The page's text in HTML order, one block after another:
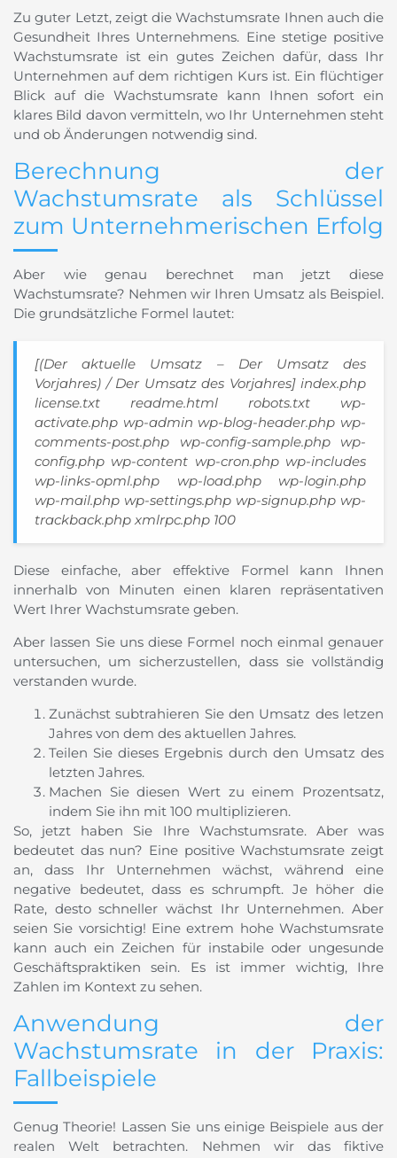
Zu guter Letzt, zeigt die Wachstumsrate Ihnen auch die
Gesundheit Ihres Unternehmens. Eine stetige positive
Wachstumsrate ist ein gutes Zeichen dafür, dass Ihr
Unternehmen auf dem richtigen Kurs ist. Ein flüchtiger
Blick auf die Wachstumsrate kann Ihnen sofort ein
klares Bild davon vermitteln, wo Ihr Unternehmen steht
und ob Änderungen notwendig sind.
Berechnung der
Wachstumsrate als Schlüssel
zum Unternehmerischen Erfolg
Aber wie genau berechnet man jetzt diese
Wachstumsrate? Nehmen wir Ihren Umsatz als Beispiel.
Die grundsätzliche Formel lautet:
[(Der aktuelle Umsatz – Der Umsatz des
Vorjahres) / Der Umsatz des Vorjahres] index.php
license.txt readme.html robots.txt wp-
activate.php wp-admin wp-blog-header.php wp-
comments-post.php wp-config-sample.php wp-
config.php wp-content wp-cron.php wp-includes
wp-links-opml.php wp-load.php wp-login.php
wp-mail.php wp-settings.php wp-signup.php wp-
trackback.php xmlrpc.php 100
Diese einfache, aber effektive Formel kann Ihnen
innerhalb von Minuten einen klaren repräsentativen
Wert Ihrer Wachstumsrate geben.
Aber lassen Sie uns diese Formel noch einmal genauer
untersuchen, um sicherzustellen, dass sie vollständig
verstanden wurde.
Zunächst subtrahieren Sie den Umsatz des letzen
Jahres von dem des aktuellen Jahres.
Teilen Sie dieses Ergebnis durch den Umsatz des
letzten Jahres.
Machen Sie diesen Wert zu einem Prozentsatz,
indem Sie ihn mit 100 multiplizieren.
So, jetzt haben Sie Ihre Wachstumsrate. Aber was
bedeutet das nun? Eine positive Wachstumsrate zeigt
an, dass Ihr Unternehmen wächst, während eine
negative bedeutet, dass es schrumpft. Je höher die
Rate, desto schneller wächst Ihr Unternehmen. Aber
seien Sie vorsichtig! Eine extrem hohe Wachstumsrate
kann auch ein Zeichen für instabile oder ungesunde
Geschäftspraktiken sein. Es ist immer wichtig, Ihre
Zahlen im Kontext zu sehen.
Anwendung der
Wachstumsrate in der Praxis:
Fallbeispiele
Genug Theorie! Lassen Sie uns einige Beispiele aus der
realen Welt betrachten. Nehmen wir das fiktive